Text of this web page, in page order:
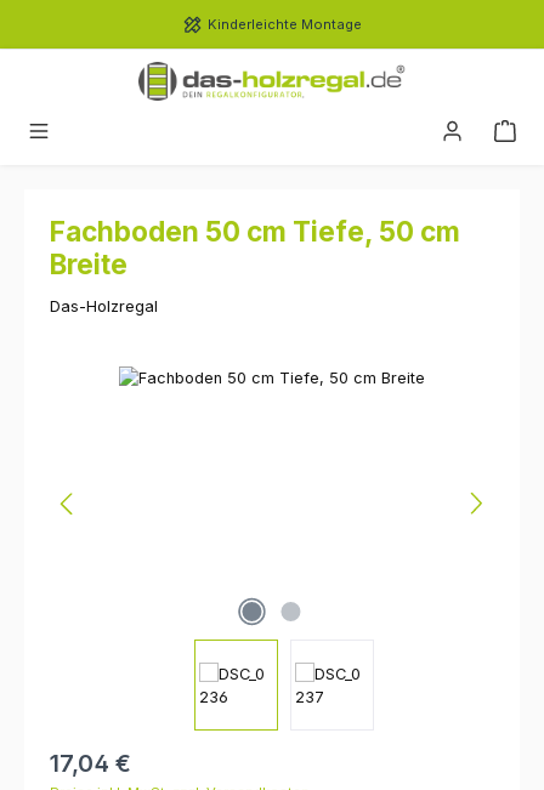
Zum Hauptinhalt springen Kinderleichte Montage
Fachboden 50 cm Tiefe, 50 cm
Breite
Das-Holzregal
Regulärer Preis:
17,04 €